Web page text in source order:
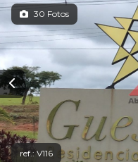
30 Fotos
ref.: V116